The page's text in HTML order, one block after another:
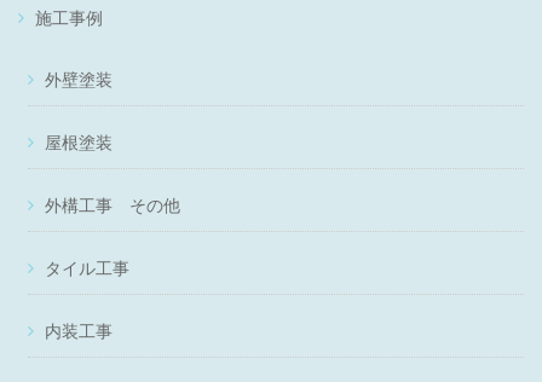
施工事例
外壁塗装
屋根塗装
外構工事 その他
タイル工事
内装工事